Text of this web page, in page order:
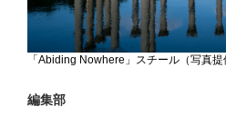
「Abiding Nowhere」スチール（写真
編集部